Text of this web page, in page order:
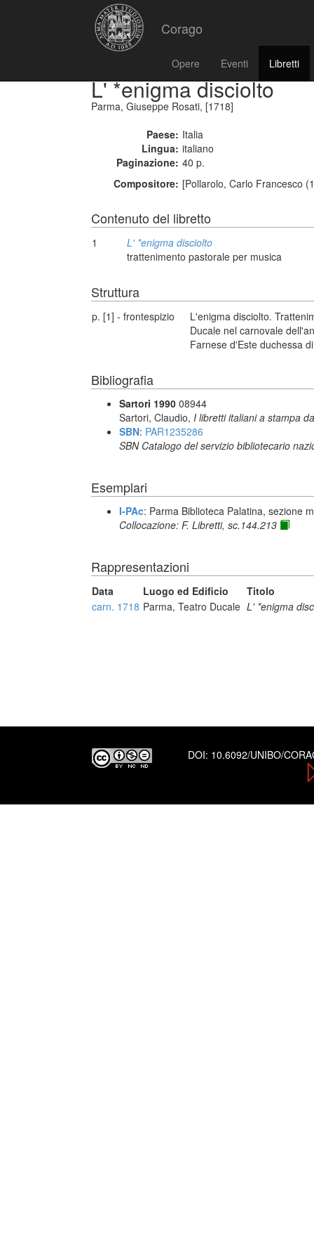
Corago
Opere Eventi Libretti
L' *enigma disciolto
Parma, Giuseppe Rosati, [1718]
Paese: Italia
Lingua: italiano
Paginazione: 40 p.
Compositore: [Pollarolo, Carlo Francesco
Contenuto del libretto
1
L' *enigma disciolto
trattenimento pastorale per musica
Struttura
p. [1] - frontespizio
L'enigma disciolto.
Ducale nel carnovale
Farnese d'Este duchessa
Bibliografia
Sartori 1990 08944
Sartori, Claudio, I libretti italiani a stampa
SBN: PAR1235286
SBN Catalogo del servizio bibliotecario
Esemplari
I-PAc: Parma Biblioteca Palatina, sezione
Collocazione: F. Libretti, sc.144.213
Rappresentazioni
Data Luogo ed Edificio
Titolo
carn. 1718 Parma, Teatro Ducale L' *enigma
DOI: 10.6092/UNIBO/